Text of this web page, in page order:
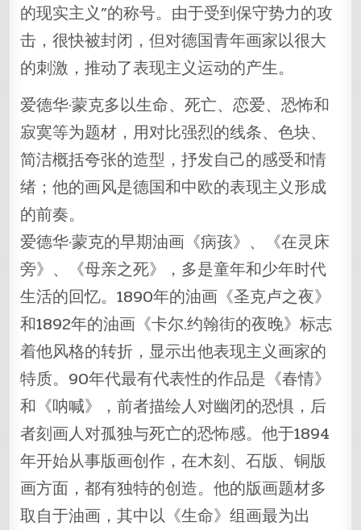
的现实主义”的称号。由于受到保守势力的攻
击，很快被封闭，但对德国青年画家以很大
的刺激，推动了表现主义运动的产生。
爱德华·蒙克多以生命、死亡、恋爱、恐怖和
寂寞等为题材，用对比强烈的线条、色块、
简洁概括夸张的造型，抒发自己的感受和情
绪；他的画风是德国和中欧的表现主义形成
的前奏。
爱德华·蒙克的早期油画《病孩》、《在灵床
旁》、《母亲之死》，多是童年和少年时代
生活的回忆。1890年的油画《圣克卢之夜》
和1892年的油画《卡尔.约翰街的夜晚》标志
着他风格的转折，显示出他表现主义画家的
特质。90年代最有代表性的作品是《春情》
和《呐喊》，前者描绘人对幽闭的恐惧，后
者刻画人对孤独与死亡的恐怖感。他于1894
年开始从事版画创作，在木刻、石版、铜版
画方面，都有独特的创造。他的版画题材多
取自于油画，其中以《生命》组画最为出